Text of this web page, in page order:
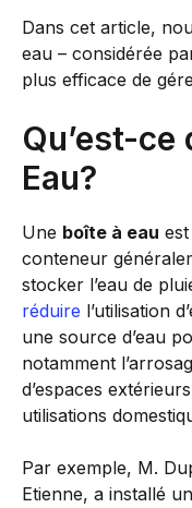
Dans cet article,
eau – considérée
plus efficace de
Qu’est-ce
Eau?
Une boîte à eau
conteneur
stocker l’eau de
réduire l’utilisation
une source d’eau
notamment
d’espaces
utilisations
Par exemple, M.
Etienne, a installé